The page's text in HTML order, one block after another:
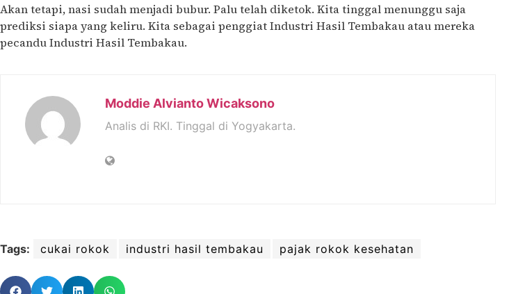
Akan tetapi, nasi sudah menjadi bubur. Palu telah diketok. Kita tinggal menunggu saja
prediksi siapa yang keliru. Kita sebagai penggiat Industri Hasil Tembakau atau mereka
pecandu Industri Hasil Tembakau.
Moddie Alvianto Wicaksono
Analis di RKI. Tinggal di Yogyakarta.
Tags: cukai rokok industri hasil tembakau pajak rokok kesehatan